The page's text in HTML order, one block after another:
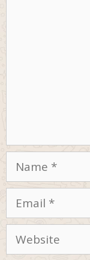
Name
Email
Website